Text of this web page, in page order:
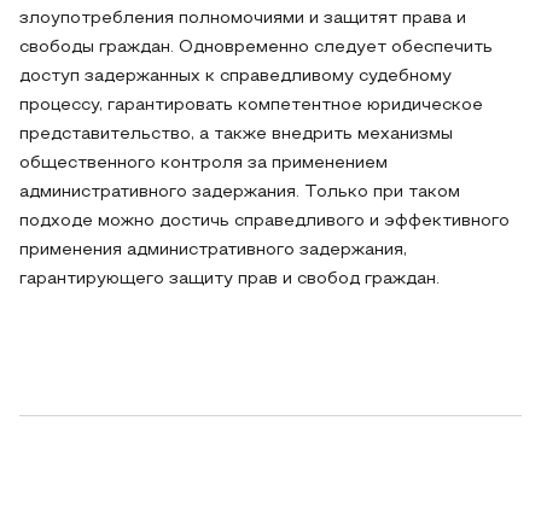
злоупотребления полномочиями и защитят права и
свободы граждан. Одновременно следует обеспечить
доступ задержанных к справедливому судебному
процессу, гарантировать компетентное юридическое
представительство, а также внедрить механизмы
общественного контроля за применением
административного задержания. Только при таком
подходе можно достичь справедливого и эффективного
применения административного задержания,
гарантирующего защиту прав и свобод граждан.